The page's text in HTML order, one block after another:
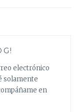
electrónico
solamente
en